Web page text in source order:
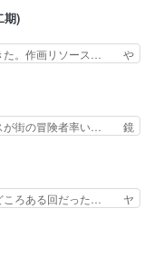
… 今回はあかやし1体
更だけど霊が性行為
ところが好き… 初コミ
だよね。俺… 藤森さん
た涙腺が⋯… 〜漫画に
漫画であ… 何回この作
。同… コミティア参加
(… お母さん、娘にあ
…
期)
きた。作画リソース… や
なれるという… こっち
が強いw色… 頼重が完
キャラが… 弧次郎「欲
大飯食… 変化球な演出
に… この高らかなDT
… この作品は近年稀に
が街の冒険者率い… 鏡
スの父ちゃん… 成長限
た上位存… 大規模バト
っかり… やっぱり勇者
普通の人間の親子
ために役割を超越する
ころある回だった… ヤ
タバコを生産… ここう
ってくれて… おかし